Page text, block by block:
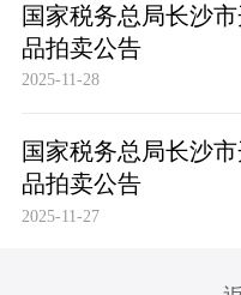
国家税务总局长沙
品拍卖公告
2025-11-28
国家税务总局长沙
品拍卖公告
2025-11-27